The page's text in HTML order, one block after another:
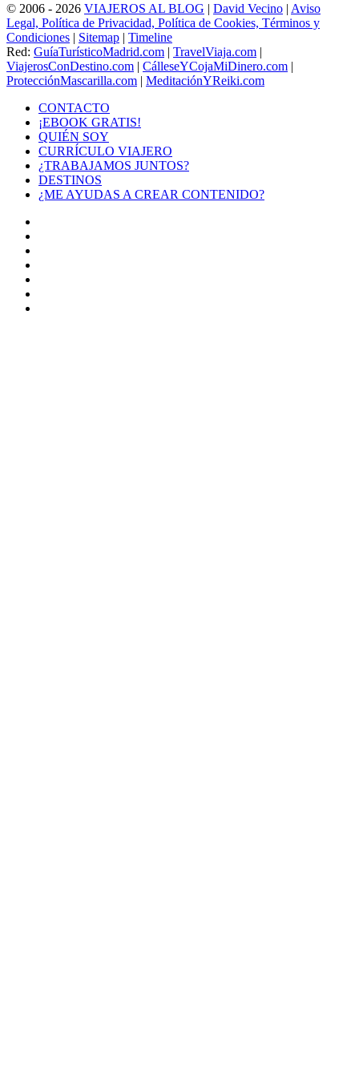
© 2006 - 2026 VIAJEROS AL BLOG | David Vecino | Aviso
Legal, Política de Privacidad, Política de Cookies, Términos y
Condiciones | Sitemap | Timeline
Red: GuíaTurísticoMadrid.com | TravelViaja.com |
ViajerosConDestino.com | CálleseYCojaMiDinero.com |
ProtecciónMascarilla.com | MeditaciónYReiki.com
CONTACTO
¡EBOOK GRATIS!
QUIÉN SOY
CURRÍCULO VIAJERO
¿TRABAJAMOS JUNTOS?
DESTINOS
¿ME AYUDAS A CREAR CONTENIDO?